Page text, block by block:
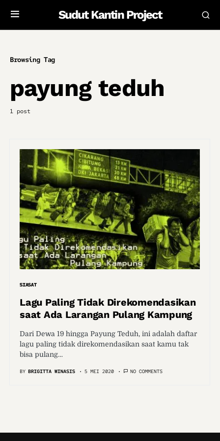
Sudut Kantin Project
Browsing Tag
payung teduh
1 post
SIASAT
Lagu Paling Tidak Direkomendasikan
saat Ada Larangan Pulang Kampung
Dari Dewa 19 hingga Payung Teduh, ini adalah daftar
lagu paling tidak direkomendasikan saat kamu tak
bisa pulang…
BY BRIGITTA WINASIS 5 MEI 2020 NO COMMENTS